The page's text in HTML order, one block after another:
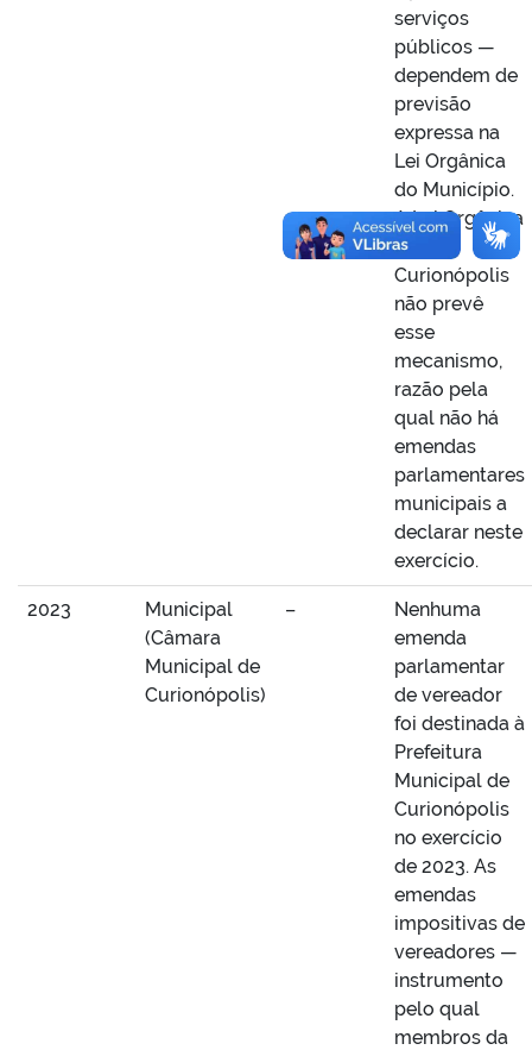
serviços
públicos —
dependem de
previsão
expressa na
Lei Orgânica
do Município.
A Lei Orgânica
de
Curionópolis
não prevê
esse
mecanismo,
razão pela
qual não há
emendas
parlamentares
municipais a
declarar neste
exercício.
2023
Municipal
(Câmara
Municipal de
Curionópolis)
–
Nenhuma
emenda
parlamentar
de vereador
foi destinada à
Prefeitura
Municipal de
Curionópolis
no exercício
de 2023. As
emendas
impositivas de
vereadores —
instrumento
pelo qual
membros da